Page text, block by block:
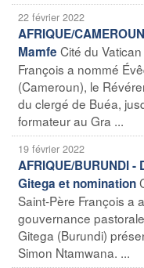
22 février 2022
AFRIQUE/
Mamfe Cité du
François a nommé
(Cameroun), le
du clergé de Buéa,
formateur au Gra ...
19 février 2022
AFRIQUE/BURUNDI
Gitega et nomination
Saint-Père François a
gouvernance
Gitega (Burundi)
Simon Ntamwana. ...